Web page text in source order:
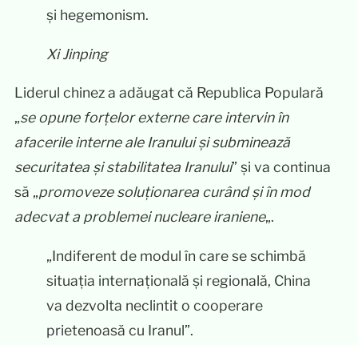
și hegemonism.
Xi Jinping
Liderul chinez a adăugat că Republica Populară
„se opune forțelor externe care intervin în
afacerile interne ale Iranului și subminează
securitatea și stabilitatea Iranului” și va continua
să „promoveze soluționarea curând și în mod
adecvat a problemei nucleare iraniene„.
„Indiferent de modul în care se schimbă
situația internațională și regională, China
va dezvolta neclintit o cooperare
prietenoasă cu Iranul”.